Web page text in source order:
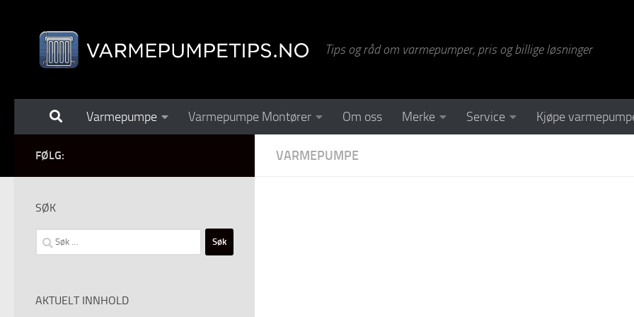
Tips og råd om varmepumper, pris og billige løsninger
Varmepumpe Varmepumpe Montører Om oss Merke Service Kjøpe
VARMEPUMPE
FØLG:
SØK
Søk
etter:
AKTUELT INNHOLD